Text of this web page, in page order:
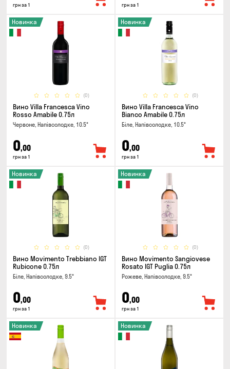
грн за 1 грн за 1
(0)
Новинка
Вино Villa Francesca Vino
Rosso Amabile 0.75л
Червоне, Напівсолодке, 10.5°
0,00
грн за 1
(0)
Новинка
Вино Villa Francesca Vino
Bianco Amabile 0.75л
Біле, Напівсолодке, 10.5°
0,00
грн за 1
(0)
Новинка
Вино Movimento Trebbiano IGT
Rubicone 0.75л
Біле, Напівсолодке, 9.5°
0,00
грн за 1
(0)
Новинка
Вино Movimento Sangiovese
Rosato IGT Puglia 0.75л
Рожеве, Напівсолодке, 9.5°
0,00
грн за 1
Новинка Новинка